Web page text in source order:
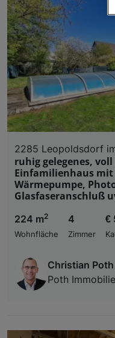
2285 Leopoldsdorf
ruhig gelegenes,
Einfamilienhaus
Wärmepumpe,
Glasfaseranschluß
224 m2
Wohnfläche
4
Zimmer
€
Christian Poth
Poth